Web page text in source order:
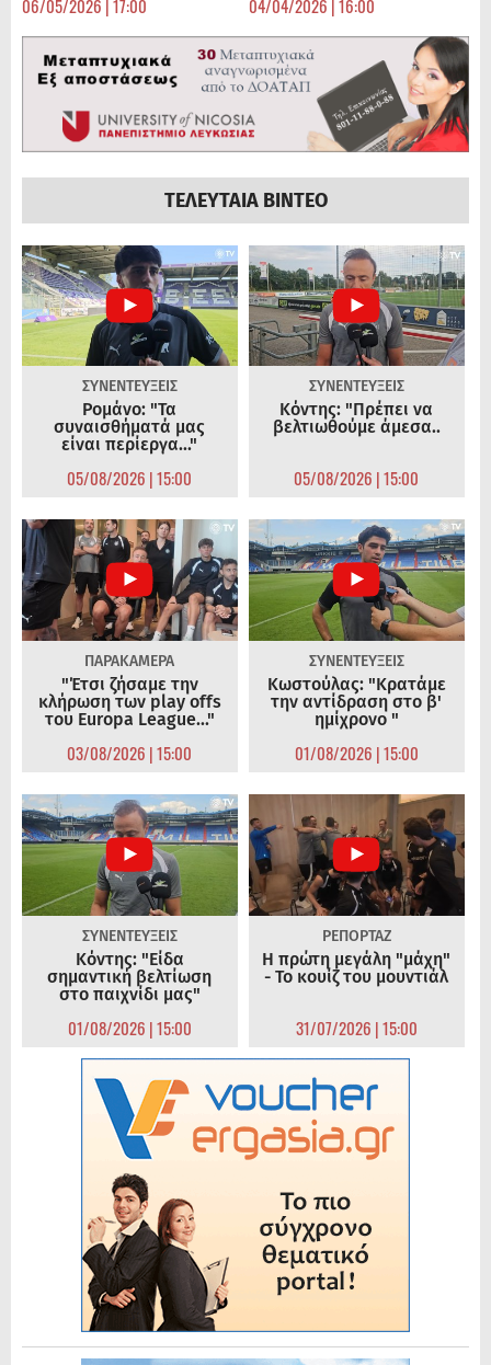
06/05/2026 | 17:00 04/04/2026 | 16:00
ΤΕΛΕΥΤΑΙΑ ΒΙΝΤΕΟ
ΣΥΝΕΝΤΕΥΞΕΙΣ
Ρομάνο: "Τα
συναισθήματά μας
είναι περίεργα..."
05/08/2026 | 15:00
ΣΥΝΕΝΤΕΥΞΕΙΣ
Κόντης: "Πρέπει να
βελτιωθούμε άμεσα..
05/08/2026 | 15:00
ΠΑΡΑΚΑΜΕΡΑ
"Έτσι ζήσαμε την
κλήρωση των play offs
του Europa League..."
03/08/2026 | 15:00
ΣΥΝΕΝΤΕΥΞΕΙΣ
Κωστούλας: "Κρατάμε
την αντίδραση στο β'
ημίχρονο "
01/08/2026 | 15:00
ΣΥΝΕΝΤΕΥΞΕΙΣ
Κόντης: "Είδα
σημαντική βελτίωση
στο παιχνίδι μας"
01/08/2026 | 15:00
ΡΕΠΟΡΤΑΖ
Η πρώτη μεγάλη "μάχη"
- Το κουίζ του μουντιάλ
31/07/2026 | 15:00